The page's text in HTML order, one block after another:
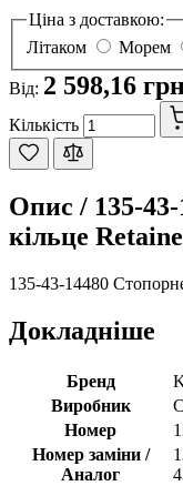
Ціна з доставкою:
Літаком
Морем
Від: 2 598,16
Кількість
Опис / 135-
кільце
135-43-14480
Докладніше
Бренд
Виробник
Номер
Номер заміни /
Аналог